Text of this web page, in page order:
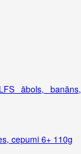
ābols, banāns,
cepumi 6+ 110g